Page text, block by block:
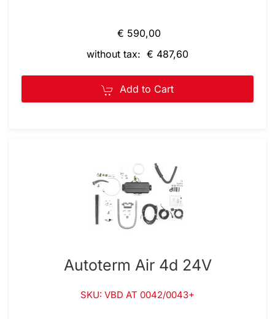
€ 590,00
without tax: € 487,60
Add to Cart
Autoterm Air 4d 24V
SKU: VBD AT 0042/0043+